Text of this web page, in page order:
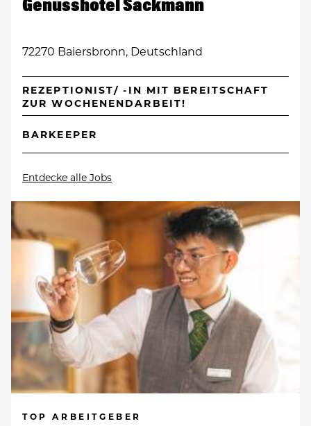
72270 Baiersbronn, Deutschland
REZEPTIONIST/ -IN MIT BEREITSCHAFT
ZUR WOCHENENDARBEIT!
BARKEEPER
Entdecke alle Jobs
TOP ARBEITGEBER